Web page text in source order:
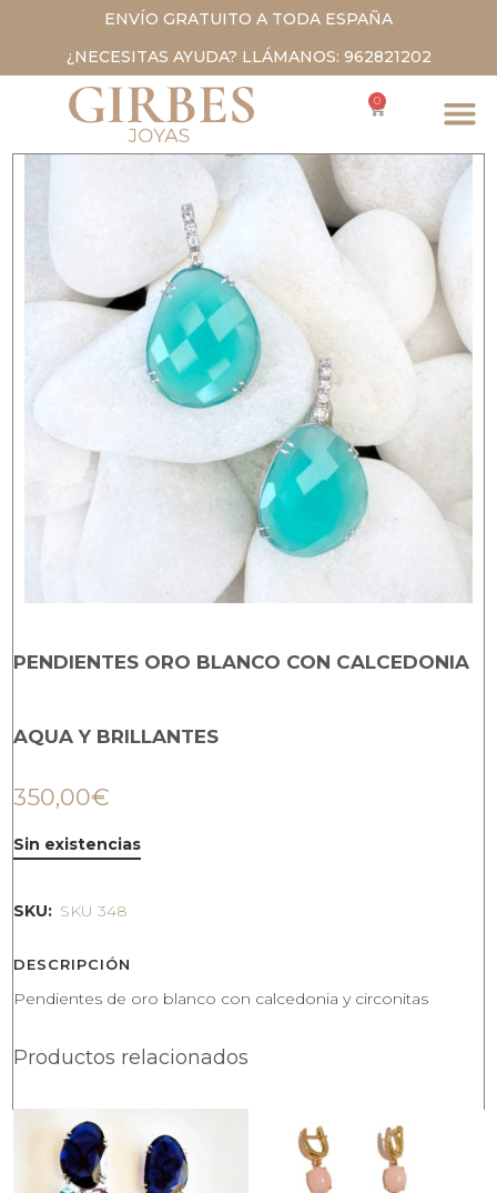
ENVÍO GRATUITO A TODA ESPAÑA
¿NECESITAS AYUDA? LLÁMANOS: 962821202
0
PENDIENTES ORO BLANCO CON CALCEDONIA
AQUA Y BRILLANTES
350,00€
Sin existencias
SKU: SKU 348
DESCRIPCIÓN
Pendientes de oro blanco con calcedonia y circonitas
Productos relacionados